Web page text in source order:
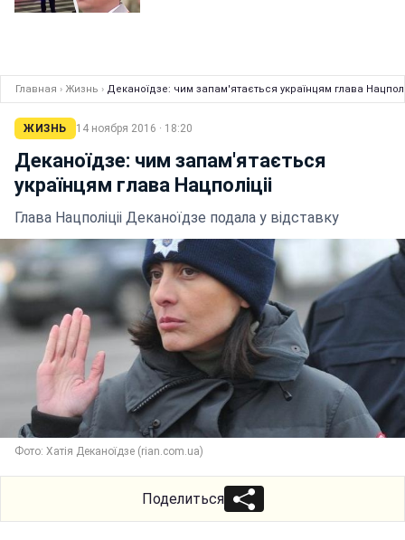
Главная › Жизнь › Деканоїдзе: чим запам'ятається українцям глава
ЖИЗНЬ 14 ноября 2016 · 18:20
Деканоїдзе: чим запам'ятається
українцям глава Нацполіціі
Глава Нацполіціі Деканоїдзе подала у відставку
Фото: Хатія Деканоїдзе (rian.com.ua)
Поделиться